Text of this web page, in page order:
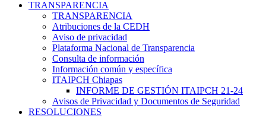
TRANSPARENCIA
TRANSPARENCIA
Atribuciones de la CEDH
Aviso de privacidad
Plataforma Nacional de Transparencia
Consulta de información
Información común y específica
ITAIPCH Chiapas
INFORME DE GESTIÓN ITAIPCH 21-24
Avisos de Privacidad y Documentos de Seguridad
RESOLUCIONES